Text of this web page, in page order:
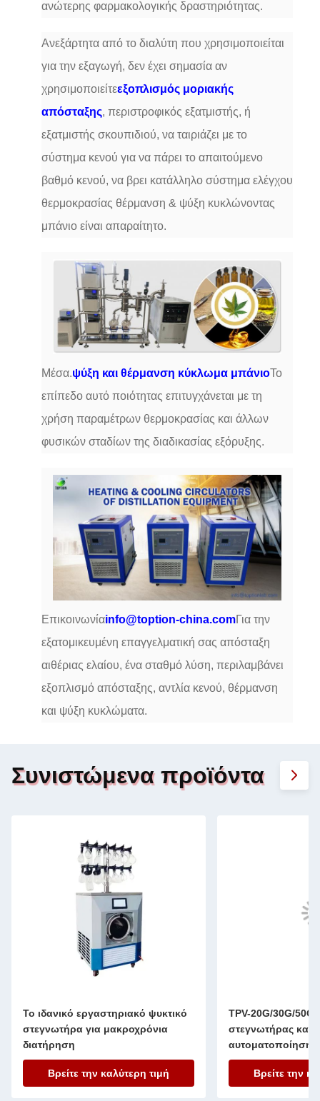
ανώτερης φαρμακολογικής δραστηριότητας.
Ανεξάρτητα από το διαλύτη που χρησιμοποιείται
για την εξαγωγή, δεν έχει σημασία αν
χρησιμοποιείτεεξοπλισμός μοριακής
απόσταξης, περιστροφικός εξατμιστής, ή
εξατμιστής σκουπιδιού, να ταιριάζει με το
σύστημα κενού για να πάρει το απαιτούμενο
βαθμό κενού, να βρει κατάλληλο σύστημα ελέγχου
θερμοκρασίας θέρμανση & ψύξη κυκλώνοντας
μπάνιο είναι απαραίτητο.
Μέσα.ψύξη και θέρμανση κύκλωμα μπάνιοΤο
επίπεδο αυτό ποιότητας επιτυγχάνεται με τη
χρήση παραμέτρων θερμοκρασίας και άλλων
φυσικών σταδίων της διαδικασίας εξόρυξης.
Επικοινωνίαinfo@toption-china.comΓια την
εξατομικευμένη επαγγελματική σας απόσταξη
αιθέριας ελαίου, ένα σταθμό λύση, περιλαμβάνει
εξοπλισμό απόσταξης, αντλία κενού, θέρμανση
και ψύξη κυκλώματα.
Συνιστώμενα προϊόντα
Το ιδανικό εργαστηριακό ψυκτικό
στεγνωτήρα για μακροχρόνια
διατήρηση
Βρείτε την καλύτερη τιμή
TPV-20G/30G/50G/
στεγνωτήρας
αυτοματοποίηση
ρύπανσης
Βρείτε την